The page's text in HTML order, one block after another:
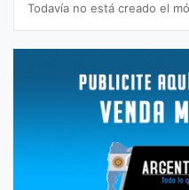
Todavía no está creado el